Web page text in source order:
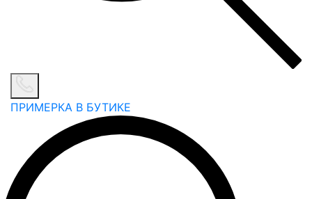
ПРИМЕРКА В БУТИКЕ